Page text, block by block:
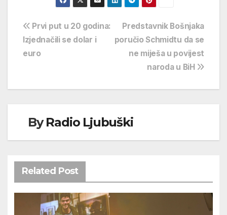
Navigacija
objava
Predstavnik Bošnjaka
poručio Schmidtu da se
ne miješa u povijest
naroda u BiH
Prvi put u 20 godina:
Izjednačili se dolar i
euro
ByRadio Ljubuški
Related Post